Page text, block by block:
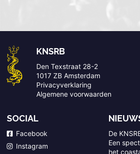
KNSRB
Den Texstraat 28-2
1017 ZB Amsterdam
Privacyverklaring
Algemene voorwaarden
SOCIAL
Facebook
Instagram
De
Een
het